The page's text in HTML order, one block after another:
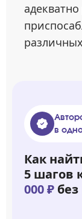
в
Как
5 шагов
000 ₽